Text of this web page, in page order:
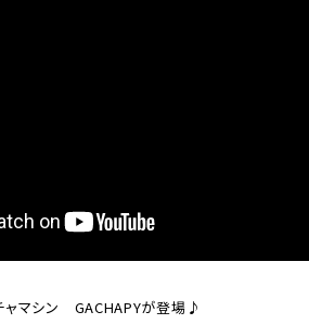
マシン　GACHAPYが登場♪